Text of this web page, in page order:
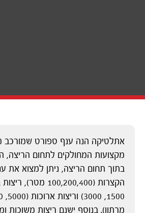
אתלטיקה הנה ענף ספורט
מקצועות המחולקים לתחום הריצה,
בתוך תחום הריצה, ניתן למצוא את
מרתון). בנוסף ישנם ריצות משוכות